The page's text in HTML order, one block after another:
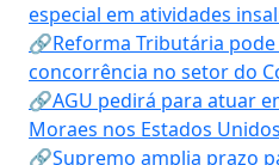
especial em atividades
🔗Reforma Tributária
concorrência no setor do
🔗AGU pedirá para atuar
Moraes nos Estados
🔗Supremo amplia prazo